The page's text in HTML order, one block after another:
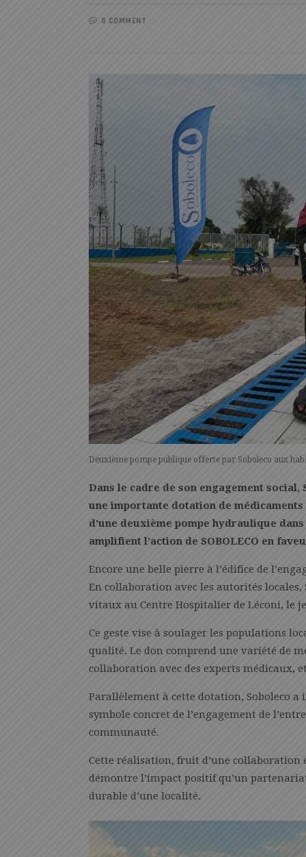
0 COMMENT
Deuxième pompe publique offerte par Soboleco aux
Dans le cadre de son engagement social,
une importante dotation de
d’une deuxième pompe hydraulique
amplifient l’action de SOBOLECO en
Encore une belle pierre à l’édifice de
En collaboration avec les autorités
vitaux au Centre Hospitalier de Léconi, le
Ce geste vise à soulager les populations
qualité. Le don comprend une variété de
collaboration avec des experts médicaux,
Parallèlement à cette dotation, Soboleco a
symbole concret de l’engagement de
communauté.
Cette réalisation, fruit d’une collaboration
démontre l’impact positif qu’un
durable d’une localité.